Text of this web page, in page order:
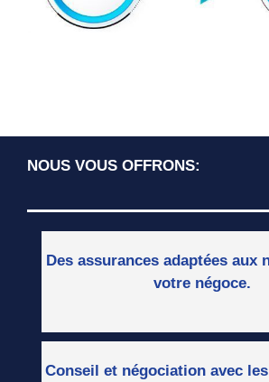
NOUS VOUS OFFRONS:
Des assurances adaptées aux
votre négoce.
Conseil et négociation avec